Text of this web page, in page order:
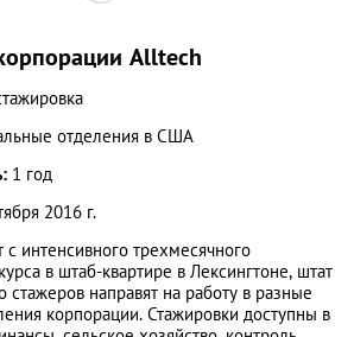
Alltech
отделения в США
1 год
2016 г.
с интенсивного трехмесячного
в штаб-квартире в Лексингтоне, штат
стажеров направят на работу в разные
корпорации. Стажировки доступны в